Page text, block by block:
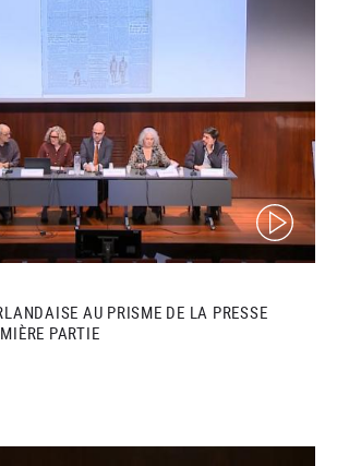
(video)
AU PRISME DE LA PRESSE
PARTIE